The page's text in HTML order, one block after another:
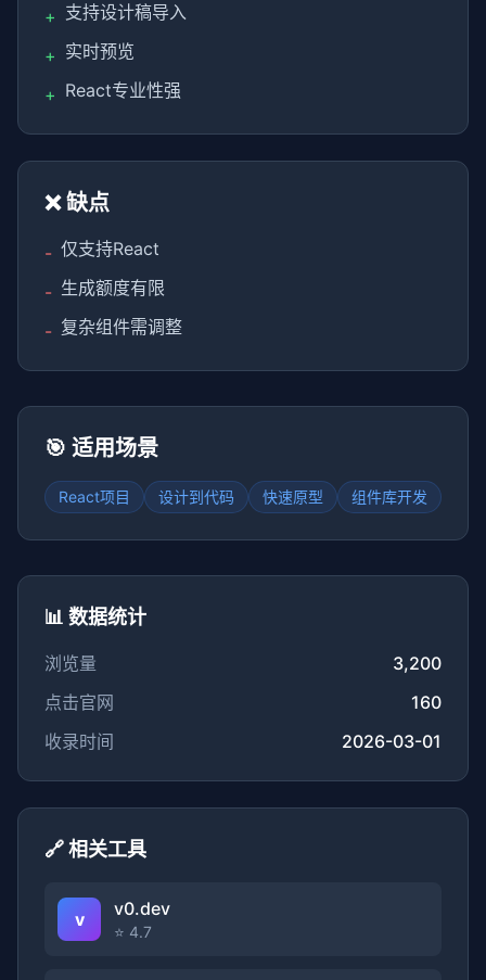
+ 支持设计稿导入
+ 实时预览
+ React专业性强
❌ 缺点
- 仅支持React
- 生成额度有限
- 复杂组件需调整
🎯 适用场景
React项目 设计到代码 快速原型 组件库开发
📊 数据统计
浏览量
3,200
点击官网
160
收录时间
2026-03-01
🔗 相关工具
v v0.dev
⭐ 4.7